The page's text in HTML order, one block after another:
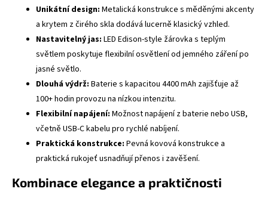
Unikátní design: Metalická konstrukce s měděnými akcenty
a krytem z čirého skla dodává lucerně klasický vzhled.
Nastavitelný jas: LED Edison-style žárovka s teplým
světlem poskytuje flexibilní osvětlení od jemného záření po
jasné světlo.
Dlouhá výdrž: Baterie s kapacitou 4400 mAh zajišťuje až
100+ hodin provozu na nízkou intenzitu.
Flexibilní napájení: Možnost napájení z baterie nebo USB,
včetně USB-C kabelu pro rychlé nabíjení.
Praktická konstrukce: Pevná kovová konstrukce a
praktická rukojeť usnadňují přenos i zavěšení.
Kombinace elegance a praktičnosti